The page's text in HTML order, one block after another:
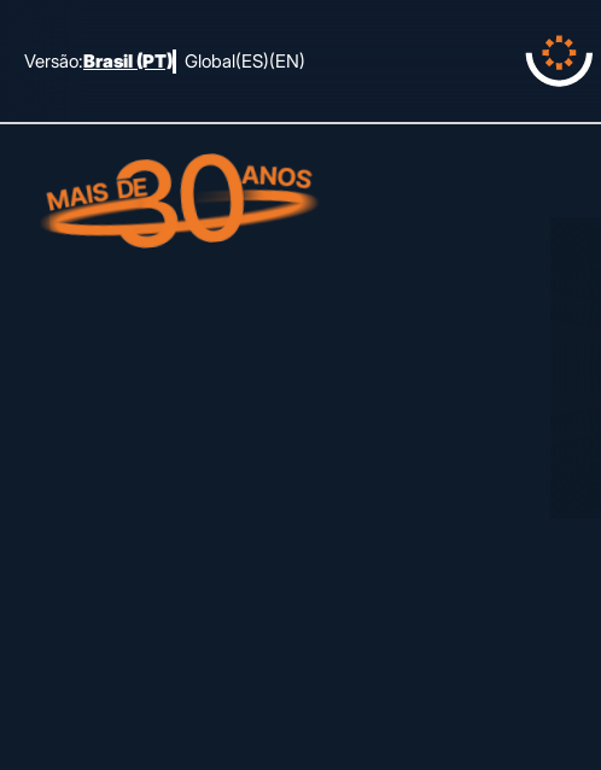
Versão:Brasil (PT) Global(ES)(EN)